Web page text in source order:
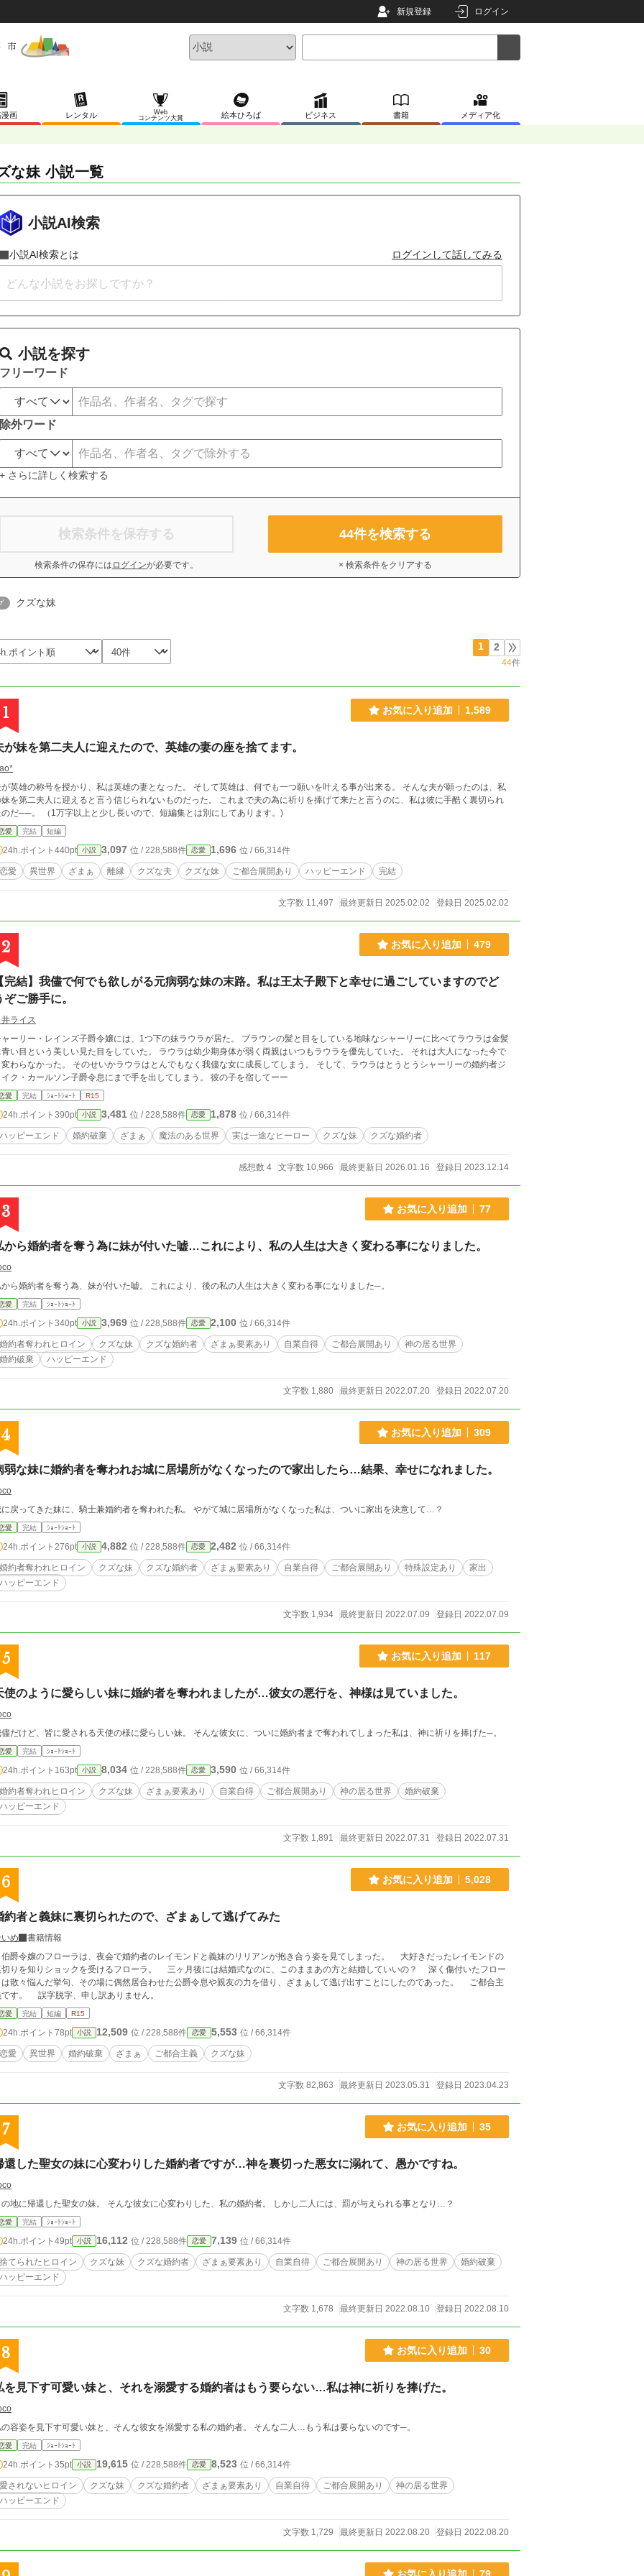
新規登録 ログイン
画 レンタル
Web
コンテンツ大賞
絵本ひろば ビジネス 書籍 メディア化
な妹 小説一覧
小説AI検索
小説AI検索とは ログインして話してみる
小説を探す
フリーワード
除外ワード
+ さらに詳しく検索する
検索条件を保存する
検索条件の保存には ログインが必要です。
44件を検索する
× 検索条件をクリアする
クズな妹
1 2
44件
1 お気に入り追加 1,589
が妹を第二夫人に迎えたので、英雄の妻の座を捨てます。
英雄の称号を授かり、私は英雄の妻となった。 そして英雄は、何でも一つ願いを叶える事が出来る。 そんな夫が願ったのは、私
を第二夫人に迎えると言う信じられないものだった。 これまで夫の為に祈りを捧げて来たと言うのに、私は彼に手酷く裏切られ
のだ──。 （1万字以上と少し長いので、短編集とは別にしてあります。)
愛 完結 短編
24h.ポイント 440pt 小説 3,097 位 / 228,588件 恋愛 1,696 位 / 66,314件
恋愛 異世界 ざまぁ 離縁 クズな夫 クズな妹 ご都合展開あり ハッピーエンド 完結
文字数 11,497 最終更新日 2025.02.02 登録日 2025.02.02
2 お気に入り追加 479
完結】我儘で何でも欲しがる元病弱な妹の末路。私は王太子殿下と幸せに過ごしていますのでど
ぞご勝手に。
ライス
ーリー・レインズ子爵令嬢には、1つ下の妹ラウラが居た。 ブラウンの髪と目をしている地味なシャーリーに比べてラウラは金髪
い目という美しい見た目をしていた。 ラウラは幼少期身体が弱く両親はいつもラウラを優先していた。 それは大人になった今で
わらなかった。 そのせいかラウラはとんでもなく我儘な女に成長してしまう。 そして、ラウラはとうとうシャーリーの婚約者ジ
ェイク・カールソン子爵令息にまで手を出してしまう。 彼の子を宿してーー
愛 完結 ｼｮｰﾄｼｮｰﾄ R15
24h.ポイント 390pt 小説 3,481 位 / 228,588件 恋愛 1,878 位 / 66,314件
ハッピーエンド 婚約破棄 ざまぁ 魔法のある世界 実は一途なヒーロー クズな妹 クズな婚約者
感想数 4 文字数 10,966 最終更新日 2026.01.16 登録日 2023.12.14
3 お気に入り追加 77
から婚約者を奪う為に妹が付いた嘘…これにより、私の人生は大きく変わる事になりました。
ら婚約者を奪う為、妹が付いた嘘。 これにより、後の私の人生は大きく変わる事になりました─。
愛 完結 ｼｮｰﾄｼｮｰﾄ
24h.ポイント 340pt 小説 3,969 位 / 228,588件 恋愛 2,100 位 / 66,314件
婚約者奪われヒロイン クズな妹 クズな婚約者 ざまぁ要素あり 自業自得 ご都合展開あり
神の居る世界
婚約破棄
ハッピーエンド
文字数 1,880 最終更新日 2022.07.20 登録日 2022.07.20
4 お気に入り追加 309
弱な妹に婚約者を奪われお城に居場所がなくなったので家出したら…結果、幸せになれました。
戻ってきた妹に、騎士兼婚約者を奪われた私。 やがて城に居場所がなくなった私は、ついに家出を決意して…？
愛 完結 ｼｮｰﾄｼｮｰﾄ
24h.ポイント 276pt 小説 4,882 位 / 228,588件 恋愛 2,482 位 / 66,314件
婚約者奪われヒロイン クズな妹 クズな婚約者 ざまぁ要素あり 自業自得 ご都合展開あり 特殊設定あり
家出
ハッピーエンド
文字数 1,934 最終更新日 2022.07.09 登録日 2022.07.09
5 お気に入り追加 117
使のように愛らしい妹に婚約者を奪われましたが…彼女の悪行を、神様は見ていました。
だけど、皆に愛される天使の様に愛らしい妹。 そんな彼女に、ついに婚約者まで奪われてしまった私は、神に祈りを捧げた─。
愛 完結 ｼｮｰﾄｼｮｰﾄ
24h.ポイント 163pt 小説 8,034 位 / 228,588件 恋愛 3,590 位 / 66,314件
婚約者奪われヒロイン クズな妹 ざまぁ要素あり 自業自得 ご都合展開あり 神の居る世界
婚約破棄
ハッピーエンド
文字数 1,891 最終更新日 2022.07.31 登録日 2022.07.31
6 お気に入り追加 5,028
約者と義妹に裏切られたので、ざまぁして逃げてみた
め
書籍情報
爵令嬢のフローラは、夜会で婚約者のレイモンドと義妹のリリアンが抱き合う姿を見てしまった。 大好きだったレイモンドの
切りを知りショックを受けるフローラ。 三ヶ月後には結婚式なのに、このままあの方と結婚していいの？ 深く傷付いたフロー
散々悩んだ挙句、その場に偶然居合わせた公爵令息や親友の力を借り、ざまぁして逃げ出すことにしたのであった。 ご都合主
です。 誤字脱字、申し訳ありません。
愛 完結 短編 R15
24h.ポイント 78pt 小説 12,509 位 / 228,588件 恋愛 5,553 位 / 66,314件
恋愛 異世界 婚約破棄 ざまぁ ご都合主義 クズな妹
文字数 82,863 最終更新日 2023.05.31 登録日 2023.04.23
7 お気に入り追加 35
還した聖女の妹に心変わりした婚約者ですが…神を裏切った悪女に溺れて、愚かですね。
地に帰還した聖女の妹。 そんな彼女に心変わりした、私の婚約者。 しかし二人には、罰が与えられる事となり…？
愛 完結 ｼｮｰﾄｼｮｰﾄ
24h.ポイント 49pt 小説 16,112 位 / 228,588件 恋愛 7,139 位 / 66,314件
捨てられたヒロイン クズな妹 クズな婚約者 ざまぁ要素あり 自業自得 ご都合展開あり 神の居る世界
婚約破棄
ハッピーエンド
文字数 1,678 最終更新日 2022.08.10 登録日 2022.08.10
8 お気に入り追加 30
を見下す可愛い妹と、それを溺愛する婚約者はもう要らない…私は神に祈りを捧げた。
容姿を見下す可愛い妹と、そんな彼女を溺愛する私の婚約者。 そんな二人…もう私は要らないのです─。
愛 完結 ｼｮｰﾄｼｮｰﾄ
24h.ポイント 35pt 小説 19,615 位 / 228,588件 恋愛 8,523 位 / 66,314件
愛されないヒロイン クズな妹 クズな婚約者 ざまぁ要素あり 自業自得 ご都合展開あり
神の居る世界
ハッピーエンド
文字数 1,729 最終更新日 2022.08.20 登録日 2022.08.20
お気に入り追加 79